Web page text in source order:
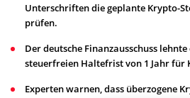
Unterschriften die geplante Krypto-
prüfen.
Der deutsche Finanzausschuss
steuerfreien Haltefrist von 1 Jahr für
Experten warnen, dass überzogene